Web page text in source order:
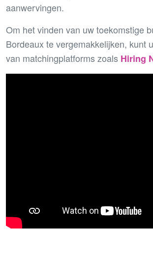
aanwervingen.
Om het vinden van uw toekomstige
Bordeaux te vergemakkelijken, kunt
van matchingplatforms zoals Hiring